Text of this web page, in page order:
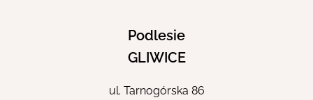
Podlesie
GLIWICE
ul. Tarnogórska 86